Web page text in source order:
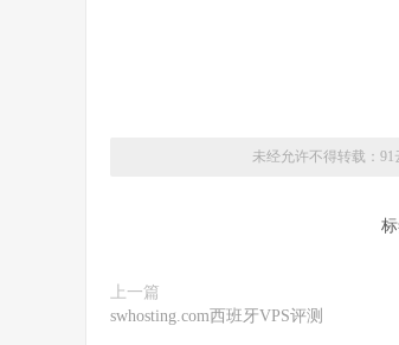
未经允许不得转载： 91
标
上一篇
swhosting.com西班牙VPS评测